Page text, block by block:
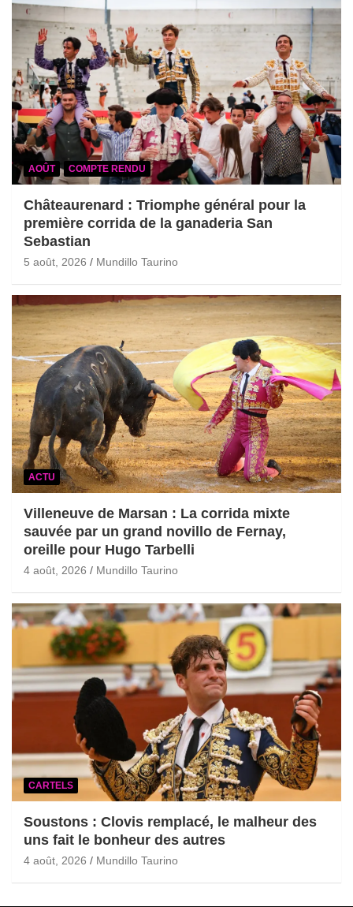
AOÛT COMPTE RENDU
Châteaurenard : Triomphe général pour la
première corrida de la ganaderia San
Sebastian
5 août, 2026 Mundillo Taurino
ACTU
Villeneuve de Marsan : La corrida mixte
sauvée par un grand novillo de Fernay,
oreille pour Hugo Tarbelli
4 août, 2026 Mundillo Taurino
CARTELS
Soustons : Clovis remplacé, le malheur des
uns fait le bonheur des autres
4 août, 2026 Mundillo Taurino